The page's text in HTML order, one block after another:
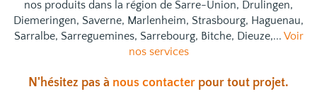
nos produits dans la région de Sarre-Union, Drulingen,
Diemeringen, Saverne, Marlenheim, Strasbourg, Haguenau,
Sarralbe, Sarreguemines, Sarrebourg, Bitche, Dieuze,... Voir
nos services
N'hésitez pas à nous contacter pour tout projet.